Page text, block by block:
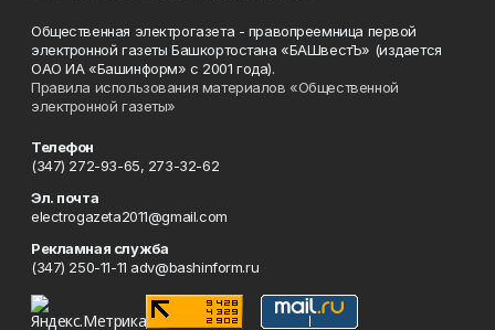
Общественная электрогазета - правопреемница первой
электронной газеты Башкортостана «БАШвестЪ» (издается
ОАО ИА «Башинформ» с 2001 года).
Правила использования материалов «Общественной
электронной газеты»
Телефон
(347) 272-93-65, 273-32-62
Эл. почта
electrogazeta2011@gmail.com
Рекламная служба
(347) 250-11-11 adv@bashinform.ru